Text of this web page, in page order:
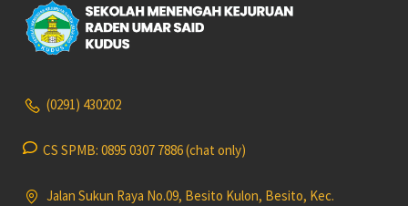
(0291) 430202
CS SPMB: 0895 0307 7886 (chat only)
Jalan Sukun Raya No.09, Besito Kulon, Besito, Kec.